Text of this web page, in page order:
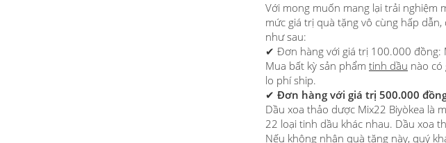
Với mong muốn mang lại trải nghiệm
mức giá trị quà tặng vô cùng hấp
như sau:
✔ Đơn hàng với giá trị 100.000 đồng:
Mua bất kỳ sản phẩm tinh dầu nào có
lo phí ship.
✔ Đơn hàng với giá trị 500.000
Dầu xoa thảo dược Mix22 Biyòkea là
22 loại tinh dầu khác nhau. Dầu xoa
Nếu không nhận quà tặng này, quý